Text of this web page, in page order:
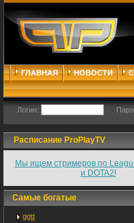
ГЛАВНАЯ НОВОСТИ
Логин:
Расписание ProPlayTV
Мы ищем стримеров по
и DOTA2!
Самые богатые
ggtt